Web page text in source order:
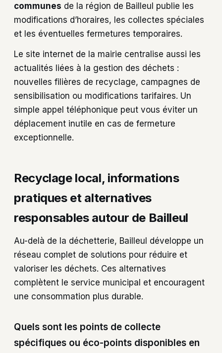
communes de la région de Bailleul publie les
modifications d’horaires, les collectes spéciales
et les éventuelles fermetures temporaires.
Le site internet de la mairie centralise aussi les
actualités liées à la gestion des déchets :
nouvelles filières de recyclage, campagnes de
sensibilisation ou modifications tarifaires. Un
simple appel téléphonique peut vous éviter un
déplacement inutile en cas de fermeture
exceptionnelle.
Recyclage local, informations
pratiques et alternatives
responsables autour de Bailleul
Au-delà de la déchetterie, Bailleul développe un
réseau complet de solutions pour réduire et
valoriser les déchets. Ces alternatives
complètent le service municipal et encouragent
une consommation plus durable.
Quels sont les points de collecte
spécifiques ou éco-points disponibles en